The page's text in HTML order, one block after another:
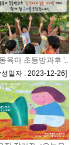
육아 초등방과후 '..
성일자 : 2023-12-26]